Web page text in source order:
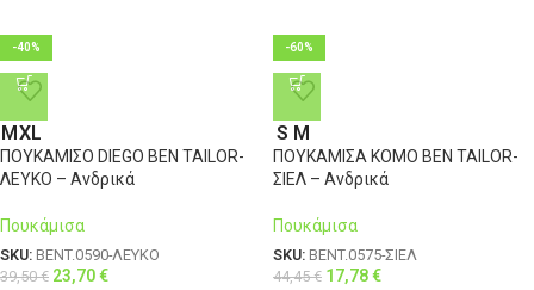
-40%
MXL
ΠΟΥΚΑΜΙΣΟ DIEGO BEN TAILOR-
ΛΕΥΚΟ – Ανδρικά
Πουκάμισα
SKU: BENT.0590-ΛΕΥΚΟ
39,50€ 23,70€
-60%
S M
ΠΟΥΚΑΜΙΣΑ KOMO BEN TAILOR-
ΣΙΕΛ – Ανδρικά
Πουκάμισα
SKU: BENT.0575-ΣΙΕΛ
44,45€ 17,78€